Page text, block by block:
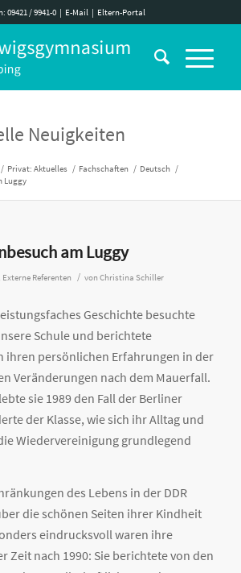
09421 / 9941-0| E-Mail| Eltern-Portal
Neuigkeiten
/ Privat: Aktuelles / Fachschaften / Deutsch /
Luggy
am Luggy
Externe Referenten / von Christina Schiller
Geschichte besuchte
Schule und berichtete
ihren persönlichen Erfahrungen in der
Veränderungen nach dem Mauerfall.
sie 1989 den Fall der Berliner
der Klasse, wie sich ihr Alltag und
Wiedervereinigung grundlegend
des Lebens in der DDR
die schönen Seiten ihrer Kindheit
eindrucksvoll waren ihre
Zeit nach 1990: Sie berichtete von den